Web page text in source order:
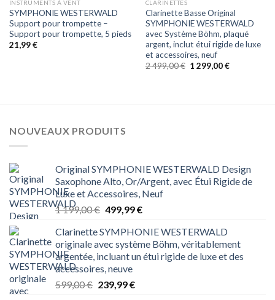
INSTRUMENTS À VENT
SYMPHONIE WESTERWALD
Support pour trompette –
Support pour trompette, 5 pieds
21,99€
CLARINETTES
Clarinette Basse Original
SYMPHONIE WESTERWALD
avec Système Böhm, plaqué
argent, inclut étui rigide de luxe
et accessoires, neuf
2 499,00€ Le
1 299,00€Le
NOUVEAUX PRODUITS
Original SYMPHONIE WESTERWALD Design
Saxophone Alto, Or/Argent, avec Étui Rigide de
Luxe et Accessoires, Neuf
1 199,00€ Le
initial
était :
1 199,00 €.
499,99€Le
actuel
est :
499,99 €.
Clarinette SYMPHONIE WESTERWALD
originale avec système Böhm, véritablement
argentée, incluant un étui rigide de luxe et des
accessoires, neuve
599,00€ Le
239,99€Le